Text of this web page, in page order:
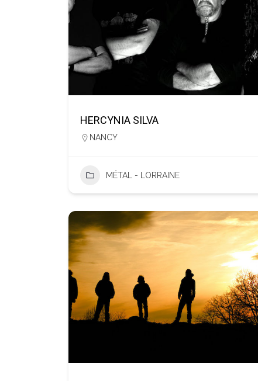
HERCYNIA SILVA
NANCY
MÉTAL - LORRAINE